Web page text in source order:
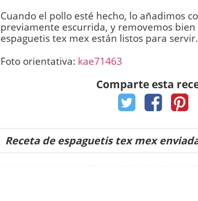
Cuando el pollo esté hecho, lo añadimos
previamente escurrida, y removemos
espaguetis tex mex están listos para servir.
Foto orientativa: kae71463
Comparte esta
Receta de espaguetis tex mex